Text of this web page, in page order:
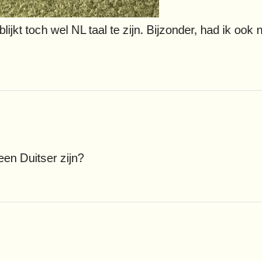
toch wel NL taal te zijn. Bijzonder, had ik ook
Duitser zijn?